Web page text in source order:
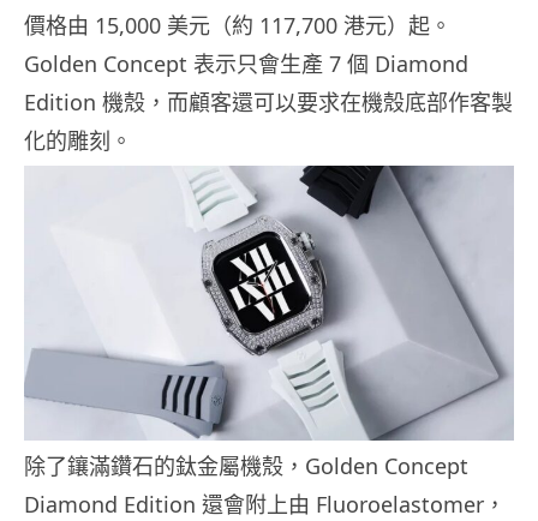
價格由 15,000 美元（約 117,700 港元）起。
Golden Concept 表示只會生產 7 個 Diamond
Edition 機殼，而顧客還可以要求在機殼底部作客製
化的雕刻。
除了鑲滿鑽石的鈦金屬機殼，Golden Concept
Diamond Edition 還會附上由 Fluoroelastomer，